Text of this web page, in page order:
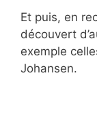
Et puis, en
découvert
exemple
Johansen.